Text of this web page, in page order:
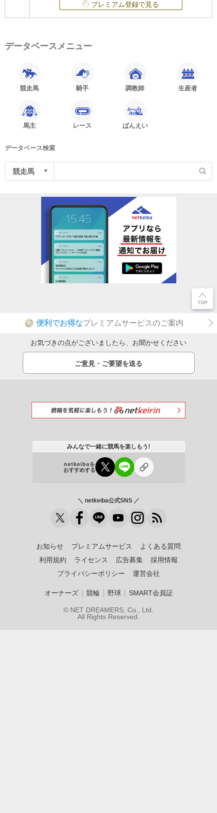
プレミアム登録で見る
データベースメニュー
競走馬 騎手 調教師 生産者
馬主 レース ばんえい
データベース検索
P 便利でお得なプレミアムサービスのご案内
お気づきの点がございましたら、お聞かせください
ご意見・ご要望を送る
みんなで一緒に競馬を楽しもう!
netkeibaを
おすすめする
＼ netkeiba公式SNS ／
お知らせ プレミアムサービス
よくある質問
利用規約
ライセンス 広告募集
採用情報
プライバシーポリシー
運営会社
オーナーズ｜ 競輪 野球｜ SMART会員証
© NET DREAMERS, Co., Ltd.
All Rights Reserved.